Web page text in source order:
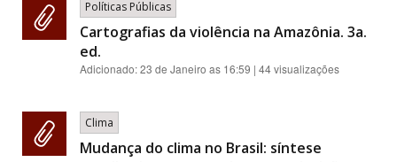
Políticas Públicas
Cartografias da violência na Amazônia. 3a.
ed.
Adicionado:23 de Janeiro as 16:59 | 44 visualizações
Clima
Mudança do clima no Brasil: síntese